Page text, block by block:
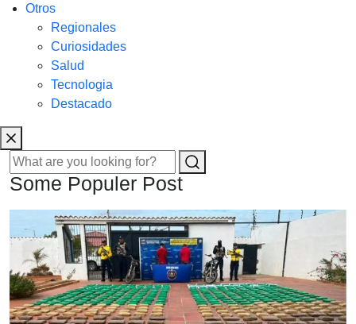
Otros
Regionales
Curiosidades
Salud
Tecnologia
Destacado
Some Populer Post